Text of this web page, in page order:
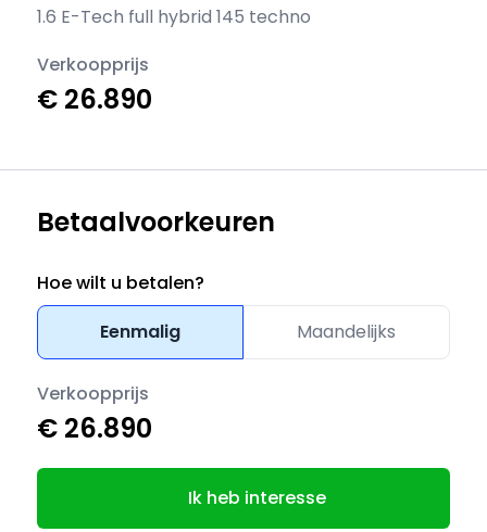
1.6 E-Tech full hybrid 145 techno
Verkoopprijs
€ 26.890
Betaalvoorkeuren
Hoe wilt u betalen?
Eenmalig
Maandelijks
Verkoopprijs
€ 26.890
Ik heb interesse